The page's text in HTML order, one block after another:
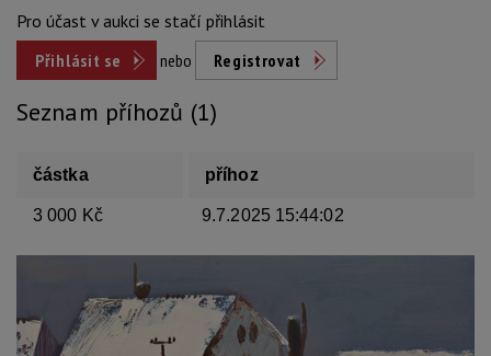
Pro účast v aukci se stačí přihlásit
Přihlásit se
nebo Registrovat
Seznam příhozů (1)
částka příhoz
3 000 Kč 9.7.2025 15:44:02